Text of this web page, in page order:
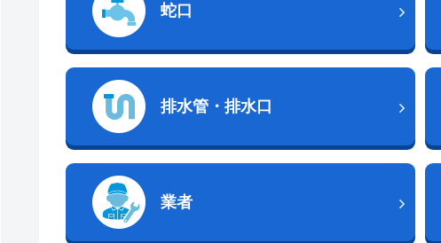
蛇口
排水管・排水口
業者